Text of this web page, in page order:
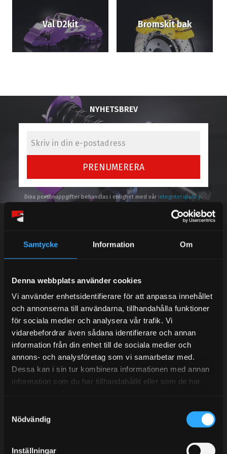
Samtycke Information Om
Denna webbplats använder cookies
Vi använder enhetsidentifierare för att anpassa innehållet
och annonserna till användarna, tillhandahålla funktioner
för sociala medier och analysera vår trafik. Vi
vidarebefordrar även sådana identifierare och annan
information från din enhet till de sociala medier och
annons- och analysföretag som vi samarbetar med.
Dessa kan i sin tur kombinera informationen med annan
information som du har tillhandahållit eller som de har
Nödvändig
Inställningar
Val D2kit Bromskit bak
NYHETSBREV
PRENUMERERA
Dina personuppgifter behandlas i enlighet med vår integritetspolicy.
Kundtjänst telefon:
Semestertider.
Under V.27 - V.33 nås vi enbart på mejl. Ordrar skickas
under sommaren men med viss fördröjning. 2/7 -9/7 är
det helt stängt.
Mån-Tors: 10:30-15:00
Lunchstängt 12:00-13:00
Tel:031- 51 66 60